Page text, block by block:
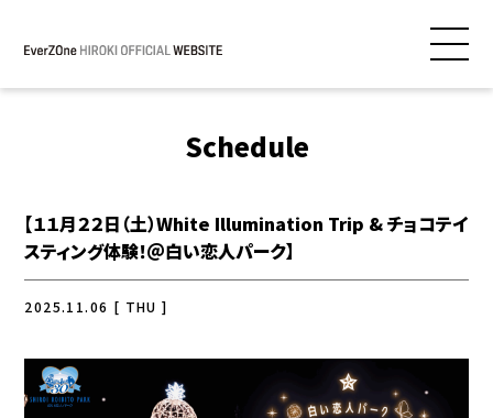
Schedule
【１１月２２日（土）White Illumination Trip & チョコテイ
スティング体験！＠白い恋人パーク】
2025.11.06 [ THU ]